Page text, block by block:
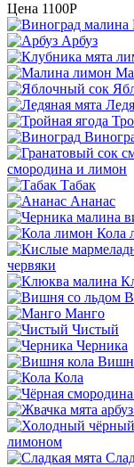
Цена 1100P
Арбуз
смородина и лимон
Табак
Ананас
Кола
червяки
Манго
Чистый
Черника
Кола
лимоном